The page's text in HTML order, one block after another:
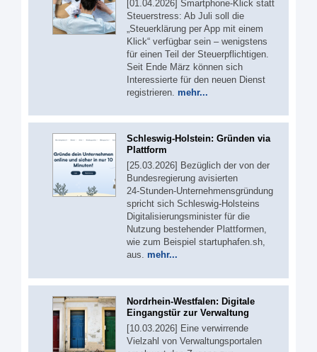
[01.04.2026] Smartphone-Klick statt
Steuerstress: Ab Juli soll die
„Steuerklärung per App mit einem
Klick“ verfügbar sein – wenigstens
für einen Teil der Steuerpflichtigen.
Seit Ende März können sich
Interessierte für den neuen Dienst
registrieren. mehr...
Schleswig-Holstein: Gründen via
Plattform
[25.03.2026] Bezüglich der von der
Bundesregierung avisierten
24‑Stunden‑Unternehmensgründung
spricht sich Schleswig-Holsteins
Digitalisierungsminister für die
Nutzung bestehender Plattformen,
wie zum Beispiel startuphafen.sh,
aus. mehr...
Nordrhein-Westfalen: Digitale
Eingangstür zur Verwaltung
[10.03.2026] Eine verwirrende
Vielzahl von Verwaltungsportalen